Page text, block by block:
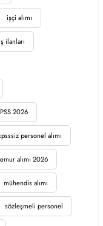
işçi alımı
ilanları
2026
personel alımı
alımı 2026
mühendis alımı
sözleşmeli personel